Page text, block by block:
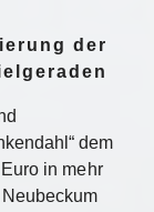
der
dem
in mehr